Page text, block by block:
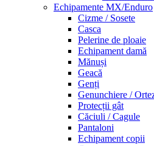
Echipamente MX/Enduro
Cizme / Sosete
Casca
Pelerine de ploaie
Echipament damă
Mănuși
Geacă
Genți
Genunchiere /
Protecții gât
Căciuli / Cagule
Pantaloni
Echipament copii